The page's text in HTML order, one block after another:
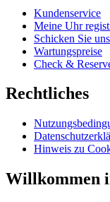
Kundenservice
Meine Uhr
Schicken Sie
Wartungspreise
Check &
Rechtliches
Hinweis zu
Willkommen